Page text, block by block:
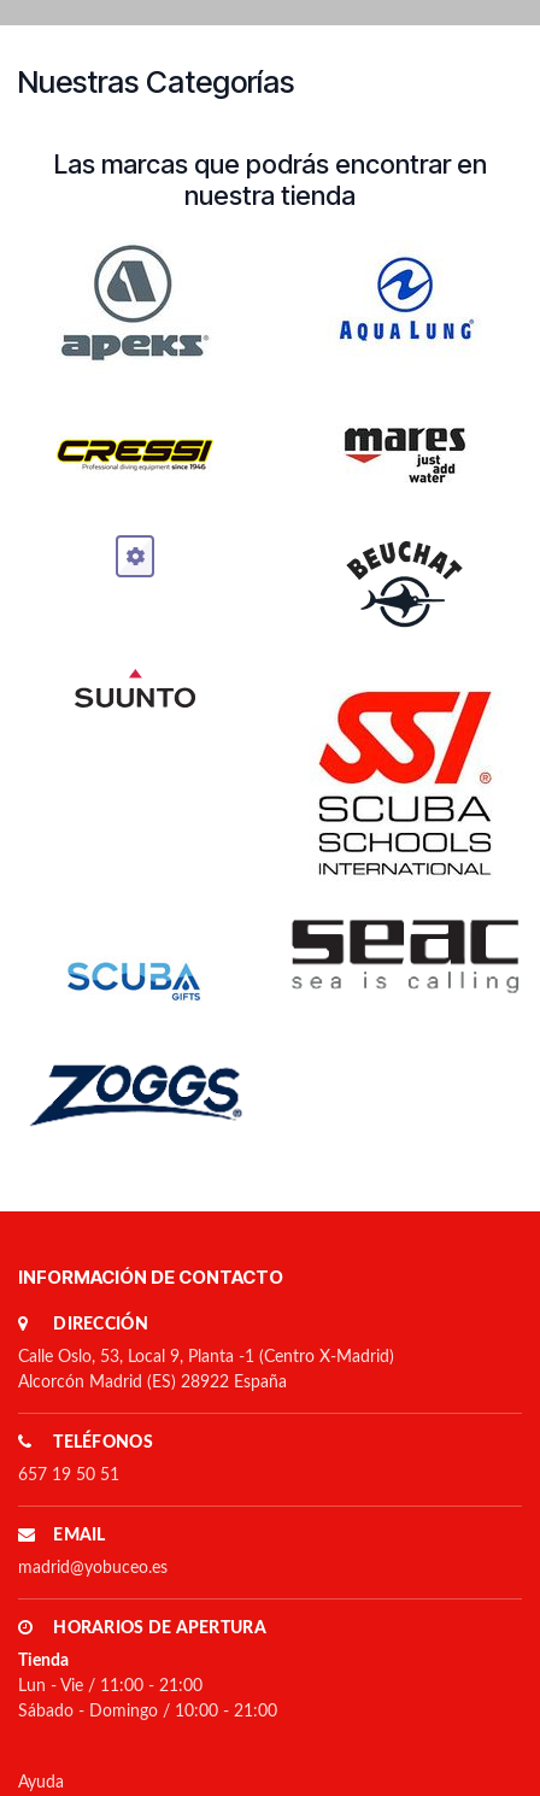
Nuestras Categorías
Las marcas que podrás encontrar en
nuestra tienda
INFORMACIÓN DE CONTACTO
DIRECCIÓN
Calle Oslo, 53, Local 9, Planta -1 (Centro X-Madrid)
Alcorcón Madrid (ES) 28922 España
TELÉFONOS
657 19 50 51
EMAIL
madrid@yobuceo.es
HORARIOS DE APERTURA
Tienda
Lun - Vie / 11:00 - 21:00
Sábado - Domingo / 10:00 - 21:00
Ayuda